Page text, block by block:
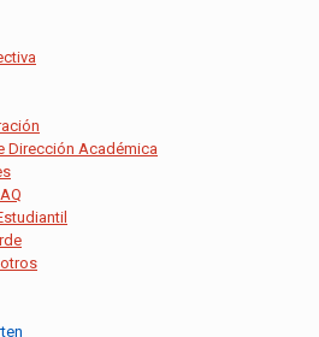
Dirección Académica